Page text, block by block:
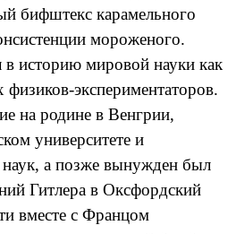
бифштекс карамельного
мороженого.
историю мировой науки как
экспериментаторов.
на родине в Венгрии,
университете и
наук, а позже вынужден был
Гитлера в Оксфордский
вместе с Францом